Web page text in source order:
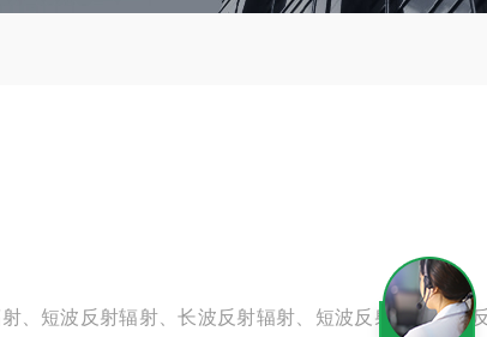
、短波反射辐射、长波反射辐射、短波反射率、长波